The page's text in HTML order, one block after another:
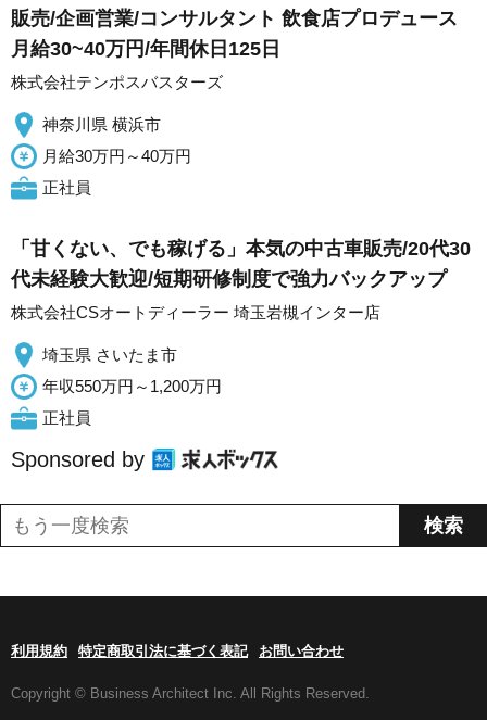
販売/企画営業/コンサルタント 飲食店プロデュース
月給30~40万円/年間休日125日
株式会社テンポスバスターズ
神奈川県 横浜市
月給30万円～40万円
正社員
「甘くない、でも稼げる」本気の中古車販売/20代30
代未経験大歓迎/短期研修制度で強力バックアップ
株式会社CSオートディーラー 埼玉岩槻インター店
埼玉県 さいたま市
年収550万円～1,200万円
正社員
Sponsored by
利用規約 特定商取引法に基づく表記 お問い合わせ
Copyright © Business Architect Inc. All Rights Reserved.